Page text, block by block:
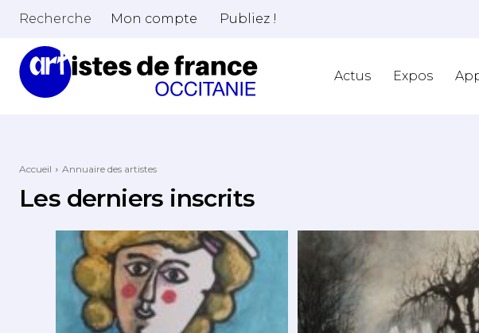
Recherche Mon compte Publiez !
Actus Expos
Accueil Annuaire des artistes
Les derniers inscrits